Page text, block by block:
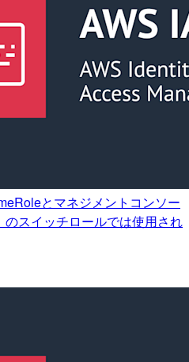
とマネジメントコンソー
スイッチロールでは使用され